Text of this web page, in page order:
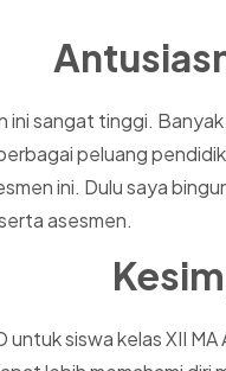
sangat tinggi.
peluang
ini. Dulu saya
asesmen.
siswa kelas XII